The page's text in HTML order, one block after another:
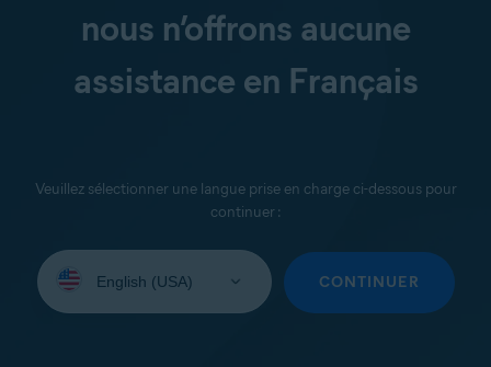
nous n’offrons aucune
assistance en Français
Veuillez sélectionner une langue prise en charge ci-dessous pour
continuer :
une
CONTINUER